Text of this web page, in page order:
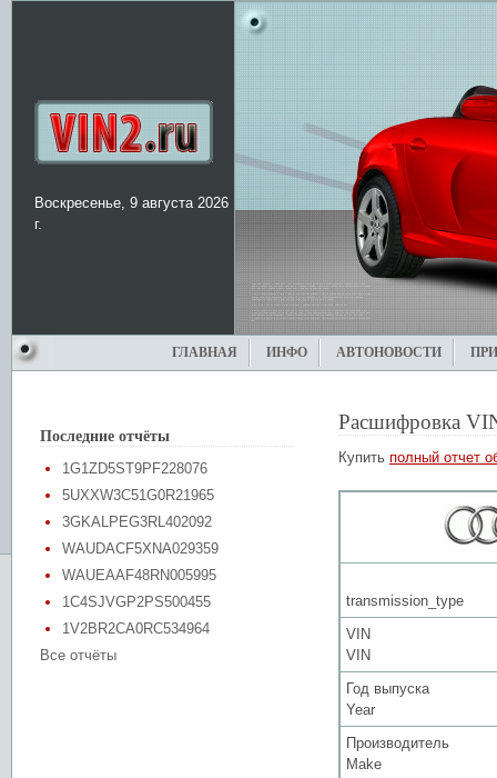
Воскресенье, 9 августа 2026
г.
ГЛАВНАЯ ИНФО АВТОНОВОСТИ
Последние отчёты
1G1ZD5ST9PF228076
5UXXW3C51G0R21965
3GKALPEG3RL402092
WAUDACF5XNA029359
WAUEAAF48RN005995
1C4SJVGP2PS500455
1V2BR2CA0RC534964
Все отчёты
Расшифровка
Купить полный отчет
transmission_type
VIN
VIN
Год выпуска
Year
Производитель
Make